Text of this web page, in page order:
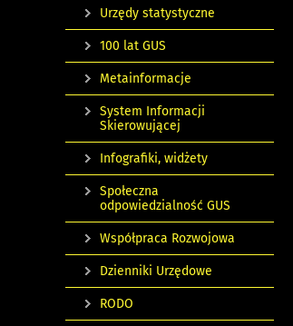
Urzędy statystyczne
100 lat GUS
Metainformacje
System Informacji
Skierowującej
Infografiki, widżety
Społeczna
odpowiedzialność GUS
Współpraca Rozwojowa
Dzienniki Urzędowe
RODO